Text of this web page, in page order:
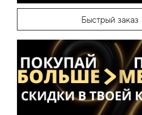
Быстрый заказ